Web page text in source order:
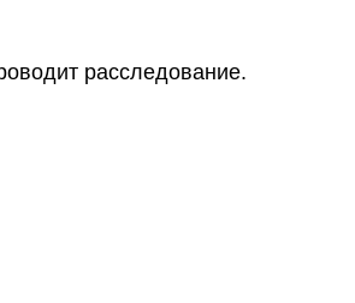
расследование.